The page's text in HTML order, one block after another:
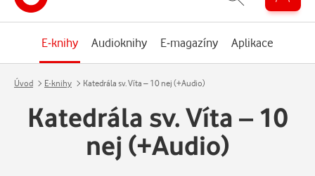
E-knihy Audioknihy E-magazíny Aplikace
Úvod E-knihy Katedrála sv. Víta – 10 nej (+Audio)
Katedrála sv. Víta – 10
nej (+Audio)